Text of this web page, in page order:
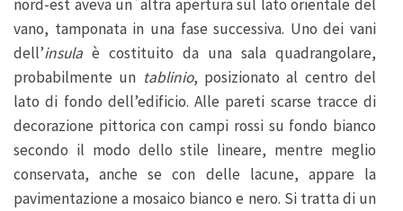
nord-est aveva un´altra apertura sul lato orientale del
vano, tamponata in una fase successiva. Uno dei vani
dell’insula è costituito da una sala quadrangolare,
probabilmente un tablinio, posizionato al centro del
lato di fondo dell’edificio. Alle pareti scarse tracce di
decorazione pittorica con campi rossi su fondo bianco
secondo il modo dello stile lineare, mentre meglio
conservata, anche se con delle lacune, appare la
pavimentazione a mosaico bianco e nero. Si tratta di un